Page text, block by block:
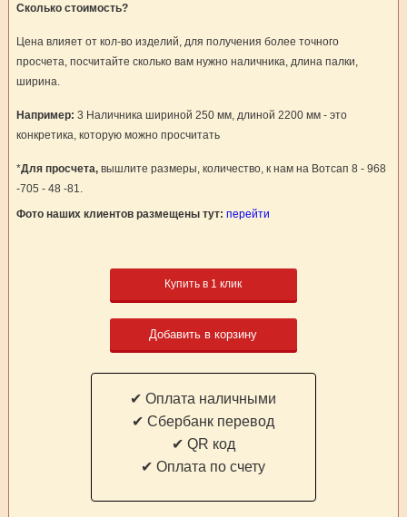
Сколько стоимость?
Цена влияет от кол-во изделий, для получения более точного
просчета, посчитайте сколько вам нужно наличника, длина палки,
ширина.
Например: 3 Наличника шириной 250 мм, длиной 2200 мм - это
конкретика, которую можно просчитать
*Для просчета,вышлите размеры, количество, к нам на Вотсап 8 - 968
-705 - 48 -81.
Фото наших клиентов размещены тут: перейти
Купить в 1 клик
Добавить в корзину
✔ Оплата наличными
✔ Cбербанк перевод
✔ QR код
✔ Оплата по счету